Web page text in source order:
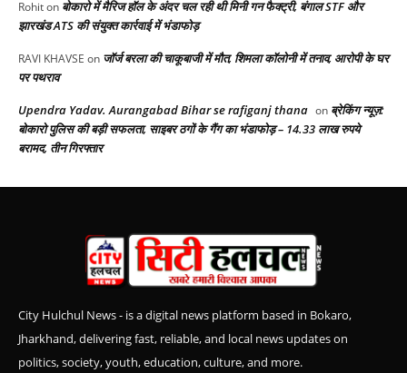
Rohiton बोकारो में मैरिज हॉल के अंदर चल रही थी मिनी गन फैक्ट्री, बंगाल STF और
झारखंड ATS की संयुक्त कार्रवाई में भंडाफोड़
RAVI KHAVSE on जॉर्ज बरला की चाकूबाजी में मौत, शिमला कॉलोनी में तनाव, आरोपी के घर
पर पथराव
Upendra Yadav. Aurangabad Bihar se rafiganj thana on ब्रेकिंग न्यूज़:
बोकारो पुलिस की बड़ी सफलता, साइबर ठगों के गैंग का भंडाफोड़ – 14.33 लाख रुपये
बरामद, तीन गिरफ्तार
City Hulchul News - is a digital news platform based in Bokaro,
Jharkhand, delivering fast, reliable, and local news updates on
politics, society, youth, education, culture, and more.